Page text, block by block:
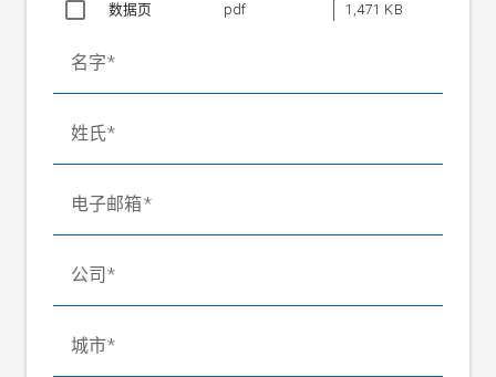
数据页 pdf 1,471 KB
名字
姓氏
电子邮箱
公司
城市